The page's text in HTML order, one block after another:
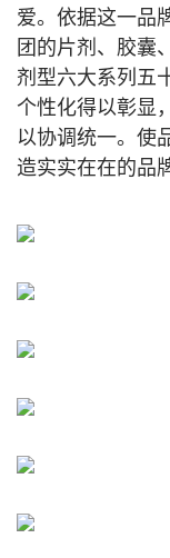
爱。依据这一品
团的片剂、胶囊
剂型六大系列五
个性化得以彰显
以协调统一。使
造实实在在的品